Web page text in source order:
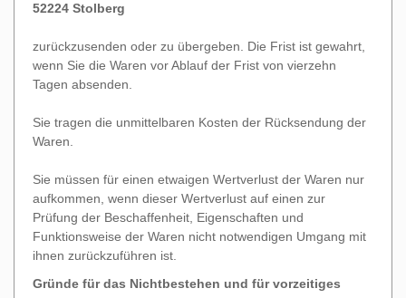
52224 Stolberg
zurückzusenden oder zu übergeben. Die Frist ist gewahrt,
wenn Sie die Waren vor Ablauf der Frist von vierzehn
Tagen absenden.
Sie tragen die unmittelbaren Kosten der Rücksendung der
Waren.
Sie müssen für einen etwaigen Wertverlust der Waren nur
aufkommen, wenn dieser Wertverlust auf einen zur
Prüfung der Beschaffenheit, Eigenschaften und
Funktionsweise der Waren nicht notwendigen Umgang mit
ihnen zurückzuführen ist.
Gründe für das Nichtbestehen und für vorzeitiges